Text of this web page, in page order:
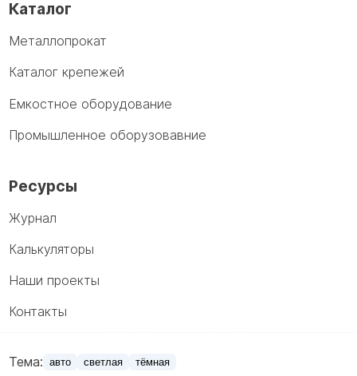
Каталог
Металлопрокат
Каталог крепежей
Емкостное оборудование
Промышленное оборузовавние
Ресурсы
Журнал
Калькуляторы
Наши проекты
Контакты
Тема: авто светлая тёмная